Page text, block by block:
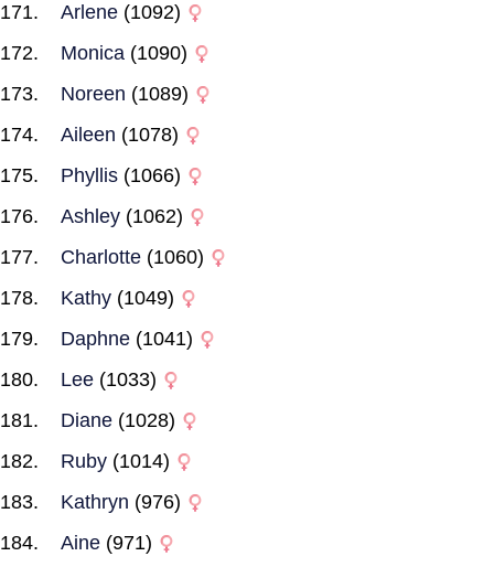
Arlene (1092)
Monica (1090)
Noreen (1089)
Aileen (1078)
Phyllis (1066)
Ashley (1062)
Charlotte (1060)
Kathy (1049)
Daphne (1041)
Lee (1033)
Diane (1028)
Ruby (1014)
Kathryn (976)
Aine (971)